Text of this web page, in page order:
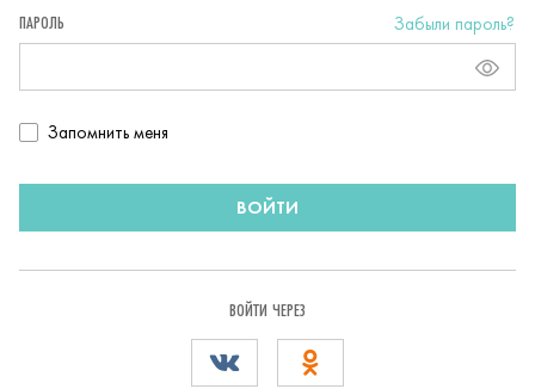
ПАРОЛЬ Забыли пароль?
Запомнить
Запомнить меня
ВОЙТИ
ВОЙТИ ЧЕРЕЗ